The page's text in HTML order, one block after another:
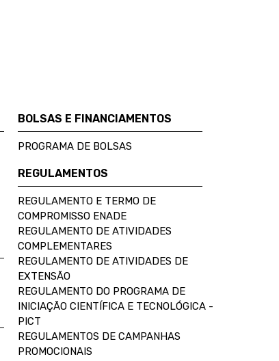
BOLSAS E FINANCIAMENTOS
PROGRAMA DE BOLSAS
REGULAMENTOS
REGULAMENTO E TERMO DE
COMPROMISSO ENADE
REGULAMENTO DE ATIVIDADES
COMPLEMENTARES
REGULAMENTO DE ATIVIDADES DE
EXTENSÃO
REGULAMENTO DO PROGRAMA DE
INICIAÇÃO CIENTÍFICA E TECNOLÓGICA -
PICT
REGULAMENTOS DE CAMPANHAS
PROMOCIONAIS